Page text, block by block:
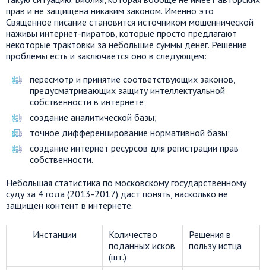
прав и не защищена никаким законом. Именно это
Священное писание становится источником мошеннической
наживы интернет-пиратов, которые просто предлагают
некоторые трактовки за небольшие суммы денег. Решение
проблемы есть и заключается оно в следующем:
пересмотр и принятие соответствующих законов,
предусматривающих защиту интеллектуальной
собственности в интернете;
создание аналитической базы;
точное дифференцирование нормативной базы;
создание интернет ресурсов для регистрации прав
собственности.
Небольшая статистика по московскому государственному
суду за 4 года (2013-2017) даст понять, насколько не
защищен контент в интернете.
Инстанции
Количество
поданных исков
(шт.)
Решения в
пользу истца